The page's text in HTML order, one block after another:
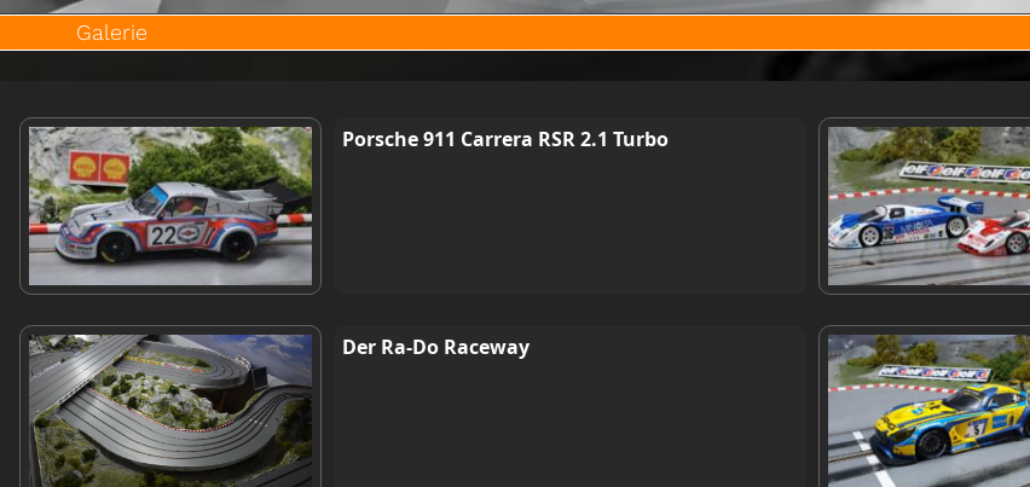
Galerie
Porsche 911 Carrera RSR 2.1 Turbo
Der Ra-Do Raceway